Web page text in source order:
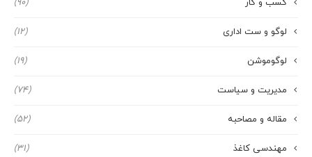
کسب و کار (90)
لوگو و ست اداری (12)
لوگوموشن (19)
مدیریت و سیاست (74)
مقاله و مصاحبه (52)
مهندسی کاغذ (31)